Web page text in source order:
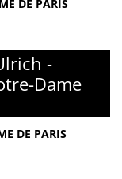
DE PARIS
-
Dame
DE PARIS